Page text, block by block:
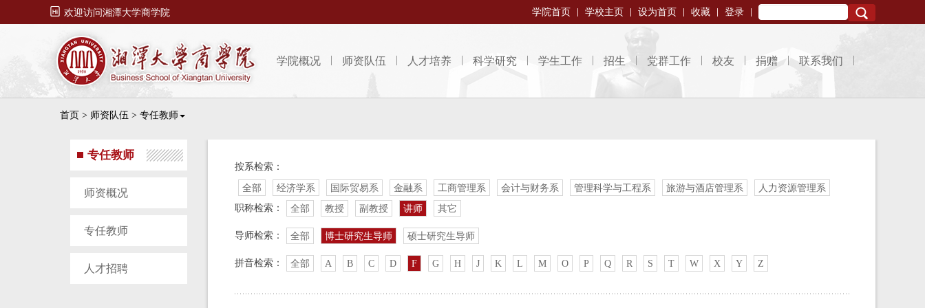
 欢迎访问湘潭大学商学院 学院首页 学校主页 设为首页 收藏 登录
学院概况 师资队伍 人才培养 科学研究 学生工作 招生 党群工作 校友 捐赠 联系我们
首页 > 师资队伍 > 专任教师
专任教师
师资概况
专任教师
人才招聘
按系检索：
全部 经济学系 国际贸易系 金融系 工商管理系 会计与财务系 管理科学与工程系 旅游与酒店管理系
人力资源管理系
职称检索：
全部 教授 副教授 讲师 其它
导师检索： 全部 博士研究生导师 硕士研究生导师
拼音检索： 全部 A B C D F G H J K L M O P Q R S T W X Y Z